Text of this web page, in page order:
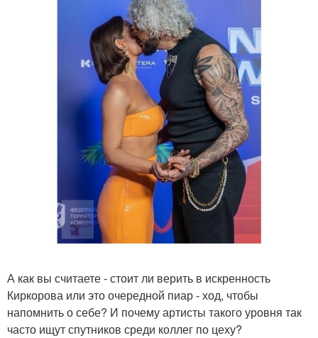
А как вы считаете - стоит ли верить в искренность
Киркорова или это очередной пиар - ход, чтобы
напомнить о себе? И почему артисты такого уровня так
часто ищут спутников среди коллег по цеху?